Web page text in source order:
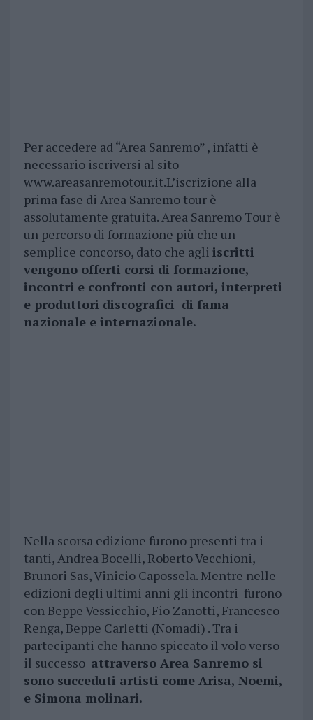
Per accedere ad “Area Sanremo” , infatti è
necessario iscriversi al sito
www.areasanremotour.it.L’iscrizione alla
prima fase di Area Sanremo tour è
assolutamente gratuita. Area Sanremo Tour è
un percorso di formazione più che un
semplice concorso, dato che agli iscritti
vengono offerti corsi di formazione,
incontri e confronti con autori, interpreti
e produttori discografici di fama
nazionale e internazionale.
Nella scorsa edizione furono presenti tra i
tanti, Andrea Bocelli, Roberto Vecchioni,
Brunori Sas, Vinicio Capossela. Mentre nelle
edizioni degli ultimi anni gli incontri furono
con Beppe Vessicchio, Fio Zanotti, Francesco
Renga, Beppe Carletti (Nomadi) . Tra i
partecipanti che hanno spiccato il volo verso
il successo attraverso Area Sanremo si
sono succeduti artisti come Arisa, Noemi,
e Simona molinari.